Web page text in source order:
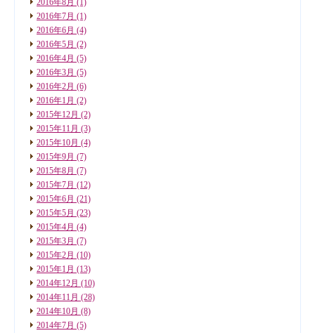
2016年7月 (1)
2016年6月 (4)
2016年5月 (2)
2016年4月 (5)
2016年3月 (5)
2016年2月 (6)
2016年1月 (2)
2015年12月 (2)
2015年11月 (3)
2015年10月 (4)
2015年9月 (7)
2015年8月 (7)
2015年7月 (12)
2015年6月 (21)
2015年5月 (23)
2015年4月 (4)
2015年3月 (7)
2015年2月 (10)
2015年1月 (13)
2014年12月 (10)
2014年11月 (28)
2014年10月 (8)
2014年7月 (5)